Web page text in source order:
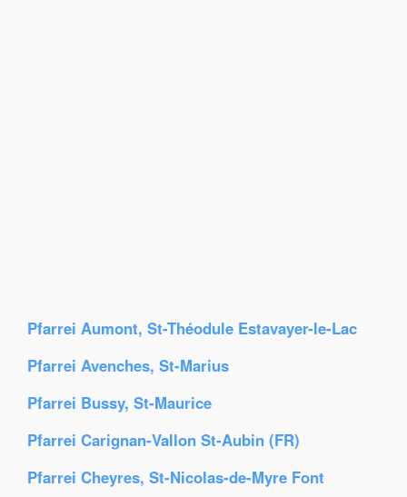
Pfarrei Aumont, St-Théodule Estavayer-le-Lac
Pfarrei Avenches, St-Marius
Pfarrei Bussy, St-Maurice
Pfarrei Carignan-Vallon St-Aubin (FR)
Pfarrei Cheyres, St-Nicolas-de-Myre Font